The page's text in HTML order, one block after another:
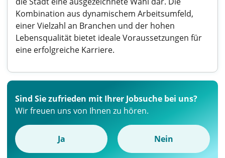
Kombination aus dynamischem Arbeitsumfeld,
einer Vielzahl an Branchen und der hohen
Lebensqualität bietet ideale Voraussetzungen für
eine erfolgreiche Karriere.
Sind Sie zufrieden mit Ihrer Jobsuche bei uns?
Wir freuen uns von Ihnen zu hören.
Ja Nein